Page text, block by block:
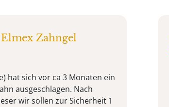
Zahngel
hat sich vor ca 3 Monaten ein
ausgeschlagen. Nach
wir sollen zur Sicherheit 1